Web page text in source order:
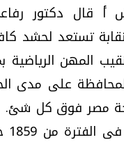
ش أ قال دكتور
تستعد لحشد
المهن الرياضية
على مدى
مصر فوق كل شئ.
دليلك للتنسيق
وإجابات